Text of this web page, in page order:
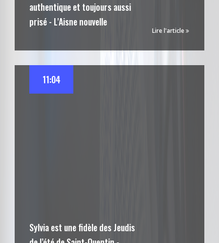
authentique et toujours aussi
prisé - L'Aisne nouvelle
Lire l'article
Sylvia est une fidèle des Jeudis
11:04